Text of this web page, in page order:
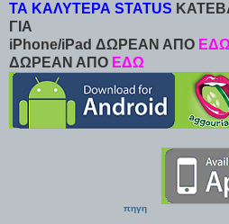
ΤΑ ΚΑΛΥΤΕΡΑ STATUS
ΓΙΑ
iPhone/iPad ΔΩΡΕΑΝ ΑΠΟ
ΔΩΡΕΑΝ ΑΠΟ ΕΔΩ
πηγη